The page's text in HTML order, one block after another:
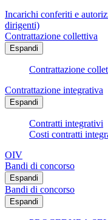
Incarichi conferiti e
dirigenti)
Contrattazione collettiva
Espandi
Contrattazione
Contrattazione integrativa
Espandi
Contratti integrativi
Costi contratti
OIV
Bandi di concorso
Espandi
Bandi di concorso
Espandi